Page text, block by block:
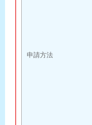
申請方法